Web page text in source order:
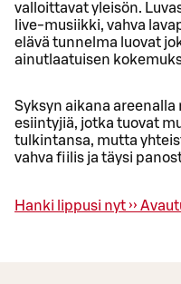
valloittavat yleisön.
live-musiikki, vahva
elävä tunnelma luovat
ainutlaatuisen
Syksyn aikana
esiintyjiä, jotka tuovat
tulkintansa, mutta
vahva fiilis ja täysi
Hanki lippusi nyt ››